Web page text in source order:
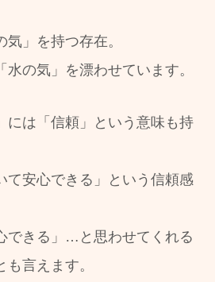
」を持つ存在。
の気」を漂わせています。
には「信頼」という意味も持
て安心できる」という信頼感
できる」…と思わせてくれる
言えます。